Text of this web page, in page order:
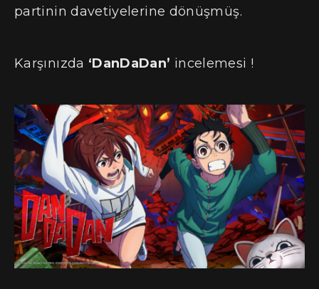
partinin davetiyelerine dönüşmüş.
Karşınızda ‘DanDaDan’ incelemesi !